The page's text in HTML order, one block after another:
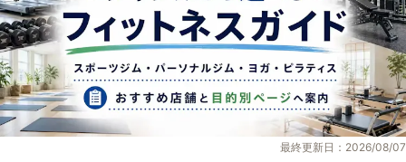
最終更新日：2026/08/07